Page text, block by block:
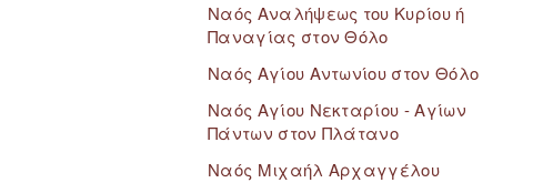
Ναός Αναλήψεως του Κυρίου ή
Παναγίας στον Θόλο
Ναός Αγίου Αντωνίου στον Θόλο
Ναός Αγίου Νεκταρίου - Αγίων
Πάντων στον Πλάτανο
Ναός Μιχαήλ Αρχαγγέλου